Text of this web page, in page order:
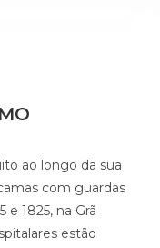
ao longo da sua
com guardas
1825, na Grã
estão